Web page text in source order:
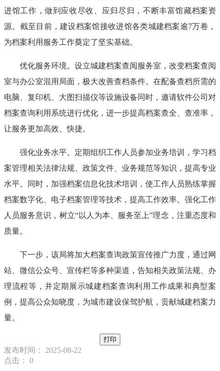
进馆工作，做到应收尽收、应归尽归，不断丰富馆藏档案资
源。截至目前，建设档案馆接收进馆各类城建档案逾7万卷，
为档案利用服务工作奠定了坚实基础。
优化服务环境。设立城建档案查阅服务室，改变档案查阅
室与办公室混用局面，极大改善查档条件。在配备查档所需的
电脑、复印机、大图扫描仪等设施设备同时，邀请软件公司对
档案查询利用系统进行优化，进一步提高档案查全、查准率，
让服务更加高效、快捷。
强化业务水平。定期组织工作人员参加业务培训，学习档
案管理相关法律法规、政策文件、业务规范等知识，提高专业
水平。同时，加强档案信息化技术培训，使工作人员熟练掌握
档案数字化、电子档案管理等技术，提高工作效率。强化工作
人员服务意识，树立“以人为本、服务至上”理念，注重态度和
质量。
下一步，该局将加大档案查询政策宣传推广力度，通过网
站、微信公众号、宣传栏等多种渠道，告知相关政策法规、办
理流程等，并定期展示城建档案查询利用工作成果和典型案
例，提高公众知晓度，为城市建设保驾护航，贡献城建档案力
量。
打印
发布时间： 2025-08-22
点击： 0